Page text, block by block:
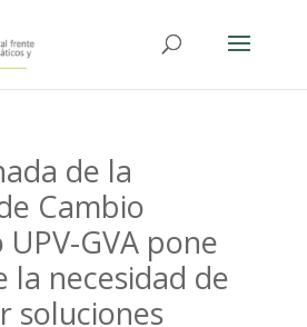
de la
Cambio
GVA pone
la necesidad de
soluciones